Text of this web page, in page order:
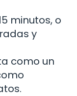
minutos, o
y
como un